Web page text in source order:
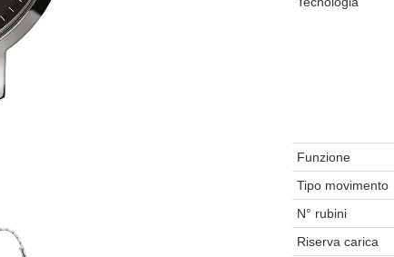
Funzione
Tipo movimento
N° rubini
Riserva carica